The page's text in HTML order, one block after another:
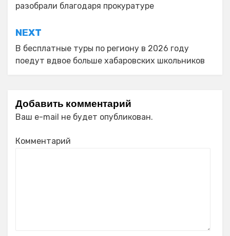
записям
разобрали благодаря прокуратуре
NEXT
В бесплатные туры по региону в 2026 году
поедут вдвое больше хабаровских школьников
Добавить комментарий
Ваш e-mail не будет опубликован.
Комментарий